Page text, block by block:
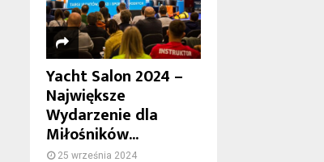
Yacht Salon 2024 –
Największe
Wydarzenie dla
Miłośników...
25 września 2024